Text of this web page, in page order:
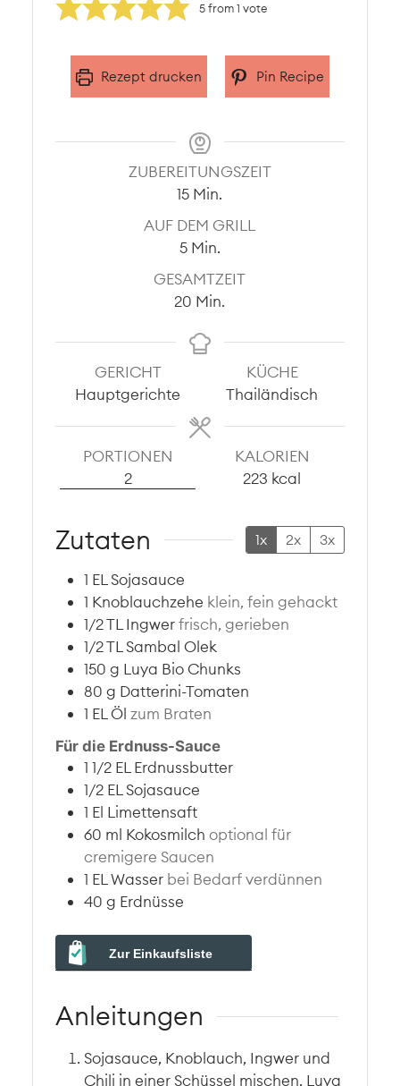
5from 1 vote
Rezept drucken Pin Recipe
ZUBEREITUNGSZEIT
15Minuten
Min.
AUF DEM GRILL
5Minuten
Min.
GESAMTZEIT
20 Minuten
Min.
GERICHT
Hauptgerichte
KÜCHE
Thailändisch
PORTIONEN
2
KALORIEN
223 kcal
Zutaten 1x 2x 3x
1 EL Sojasauce
1 Knoblauchzehe klein, fein gehackt
1/2TL Ingwerfrisch, gerieben
1/2TL Sambal Olek
150 g Luya Bio Chunks
80 g Datterini-Tomaten
1 ELÖlzum Braten
Für die Erdnuss-Sauce
1 1/2 EL Erdnussbutter
1/2 EL Sojasauce
1 El Limettensaft
60 ml Kokosmilch optional für
cremigere Saucen
1 EL Wasser bei Bedarf verdünnen
40 g Erdnüsse
Zur Einkaufsliste
Anleitungen
Sojasauce, Knoblauch, Ingwer und
Chili in einer Schüssel mischen. Luya